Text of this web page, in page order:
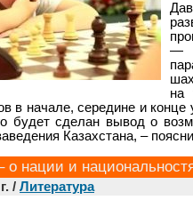
—
на
в начале, середине и
будет сделан вывод о
Казахстана, –
нации и
г. / Литература